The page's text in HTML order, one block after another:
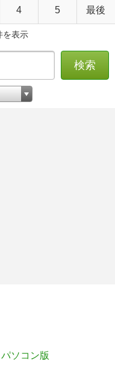
4 5 最後
を表示
検索
パソコン版